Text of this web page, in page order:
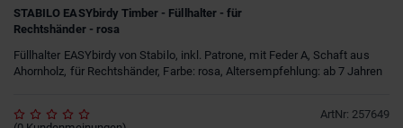
STABILO EASYbirdy Timber - Füllhalter - für
Rechtshänder - rosa
Füllhalter EASYbirdy von Stabilo, inkl. Patrone, mit Feder A, Schaft aus
Ahornholz, für Rechtshänder, Farbe: rosa, Altersempfehlung: ab 7 Jahren
ArtNr: 257649